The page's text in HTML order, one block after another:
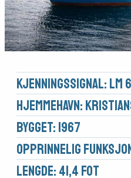
Kjennings­signal: LM
Hjemmehavn:
Bygget: 1967
Opprinnelig
Lengde: 41,4 fot